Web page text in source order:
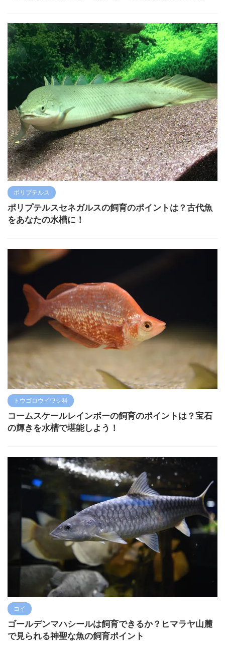
ポリプテルス
ポリプテルスセネガルスの飼育のポイントは？古代魚
をあなたの水槽に！
トウゴロウイワシ科
コームスケールレインボーの飼育のポイントは？宝石
の輝きを水槽で堪能しよう！
コイ
ゴールデンマハシールは飼育できるか？ヒマラヤ山麓
で見られる神聖な魚の飼育ポイント